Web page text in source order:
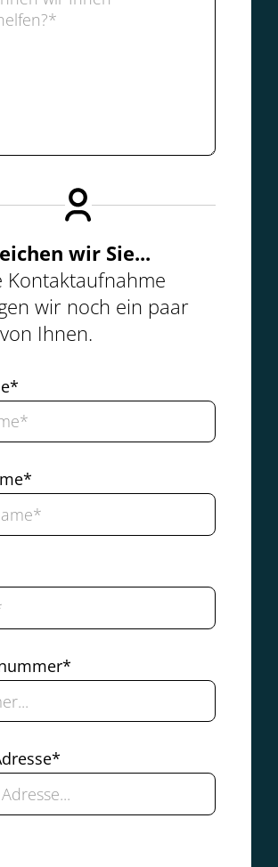
wir Sie...
Kontaktaufnahme
wir noch ein paar
Ihnen.